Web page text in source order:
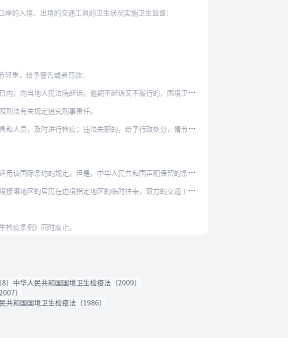
的入境、出境的交通工具的卫生状况实施卫生监督：
重，给予警告或者罚款：
。逾期不起诉又不履行的，国境卫生检疫机关可以申请人民法院强制执行。
法有关规定追究刑事责任。
；违法失职的，给予行政处分，情节严重构成犯罪的，依法追究刑事责任。
际条约的规定。但是，中华人民共和国声明保留的条款除外。
定地区的临时往来，双方的交通工具和人员的入境、出境检疫，依照双方协…
疫条例》同时废止。
中华人民共和国国境卫生检疫法（2009）
）
共和国国境卫生检疫法（1986）